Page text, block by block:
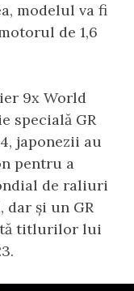
modelul va fi
de 1,6
9x World
specială GR
japonezii au
pentru a
de raliuri
dar și un GR
titlurilor lui